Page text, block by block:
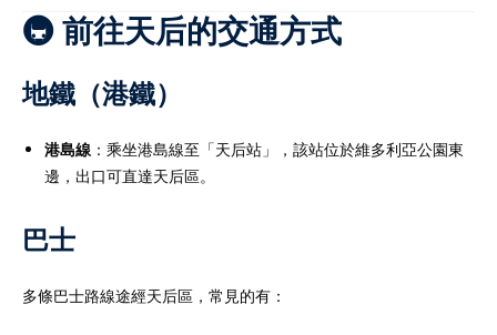
🚇 前往天后的交通方式
地鐵（港鐵）
港島線 ：​乘坐港島線至「天后站」，該站位於維多利亞公園東
邊，出口可直達天后區。​
巴士
多條巴士路線途經天后區，常見的有：​